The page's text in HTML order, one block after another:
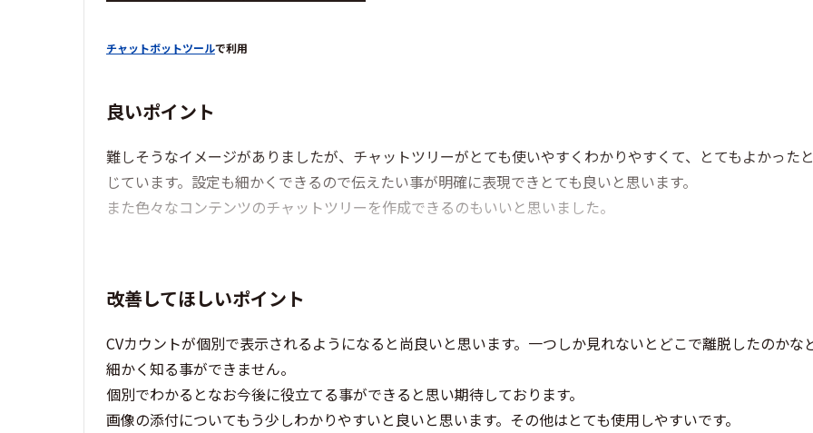
チャットボットツールで利用
良いポイント
難しそうなイメージがありましたが、チャットツリーがとても使いやすくわかりやすくて、とてもよかった
じています。設定も細かくできるので伝えたい事が明確に表現できとても良いと思います。
また色々なコンテンツのチャットツリーを作成できるのもいいと思いました。
改善してほしいポイント
CVカウントが個別で表示されるようになると尚良いと思います。一つしか見れないとどこで離脱したのかな
細かく知る事ができません。
個別でわかるとなお今後に役立てる事ができると思い期待しております。
画像の添付についてもう少しわかりやすいと良いと思います。その他はとても使用しやすいです。